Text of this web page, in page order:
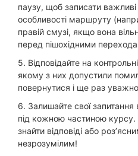
паузу, щоб записати
особливості маршруту
правій смузі, якщо вона
перед пішохідними
5. Відповідайте на
якому з них допустили
повернутися і ще раз
6. Залишайте свої
під кожною частиною
знайти відповіді або
незрозумілим!